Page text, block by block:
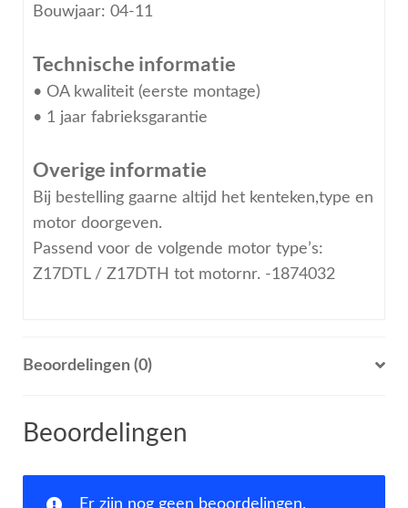
Bouwjaar: 04-11
Technische informatie
• OA kwaliteit (eerste montage)
• 1 jaar fabrieksgarantie
Overige informatie
Bij bestelling gaarne altijd het kenteken,type en
motor doorgeven.
Passend voor de volgende motor type’s:
Z17DTL / Z17DTH tot motornr. -1874032
Beoordelingen (0)
Beoordelingen
Er zijn nog geen beoordelingen.